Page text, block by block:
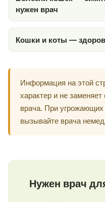
нужен врач
Кошки и коты —
Информация на этой
характер и не
врача. При
вызывайте врача
Нужен врач